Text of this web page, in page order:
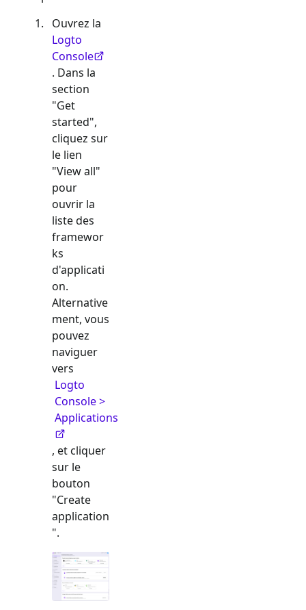
Ouvrez la
Logto
Console
. Dans la
section
"Get
started",
cliquez sur
le lien
"View all"
pour
ouvrir la
liste des
framewor
ks
d'applicati
on.
Alternative
ment, vous
pouvez
naviguer
vers
Logto
Console >
Applications
, et cliquer
sur le
bouton
"Create
application
".